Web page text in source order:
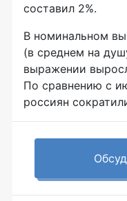
составил 2%.
В номинальном
(в среднем на
выражении
По сравнению с
россиян